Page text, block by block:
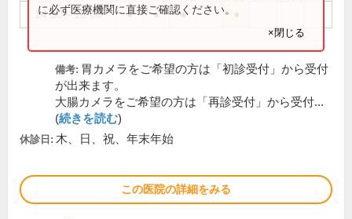
14:30～18:00 ● ● ●
に必ず医療機関に直接ご確認ください。
×閉じる
備考: 胃カメラをご希望の方は「初診受付」から受付
が出来ます。
大腸カメラをご希望の方は「再診受付」から受付...
(続きを読む)
休診日: 木、日、祝、年末年始
この医院の詳細をみる